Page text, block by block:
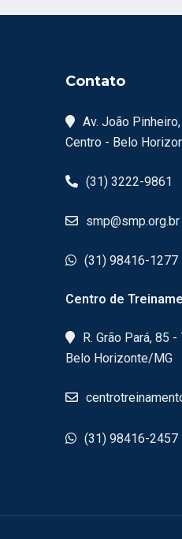
Contato
Av. João
Centro - Belo
(31) 3222-9861
smp@smp.org.br
(31) 98416-1277
Centro de
R. Grão Pará, 85
Belo Horizonte/MG
(31) 98416-2457